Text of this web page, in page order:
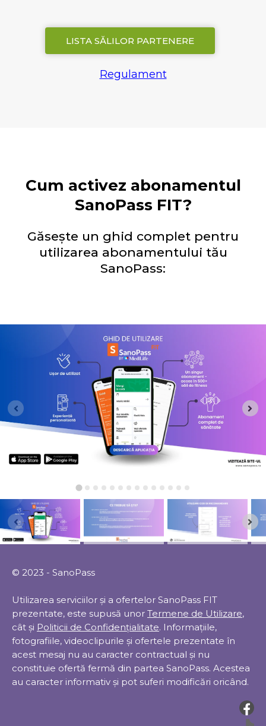
LISTA SĂLILOR PARTENERE
Regulament
Cum activez abonamentul
SanoPass FIT?
Găsește un ghid complet pentru
utilizarea abonamentului tău
SanoPass:
© 2023 - SanoPass
Utilizarea serviciilor și a ofertelor SanoPass FIT
prezentate, este supusă unor Termene de Utilizare,
cât și Politicii de Confidențialitate. Informațiile,
fotografiile, videoclipurile și ofertele prezentate în
acest mesaj nu au caracter contractual și nu
constituie ofertă fermă din partea SanoPass. Acestea
au caracter informativ și pot suferi modificări oricând.